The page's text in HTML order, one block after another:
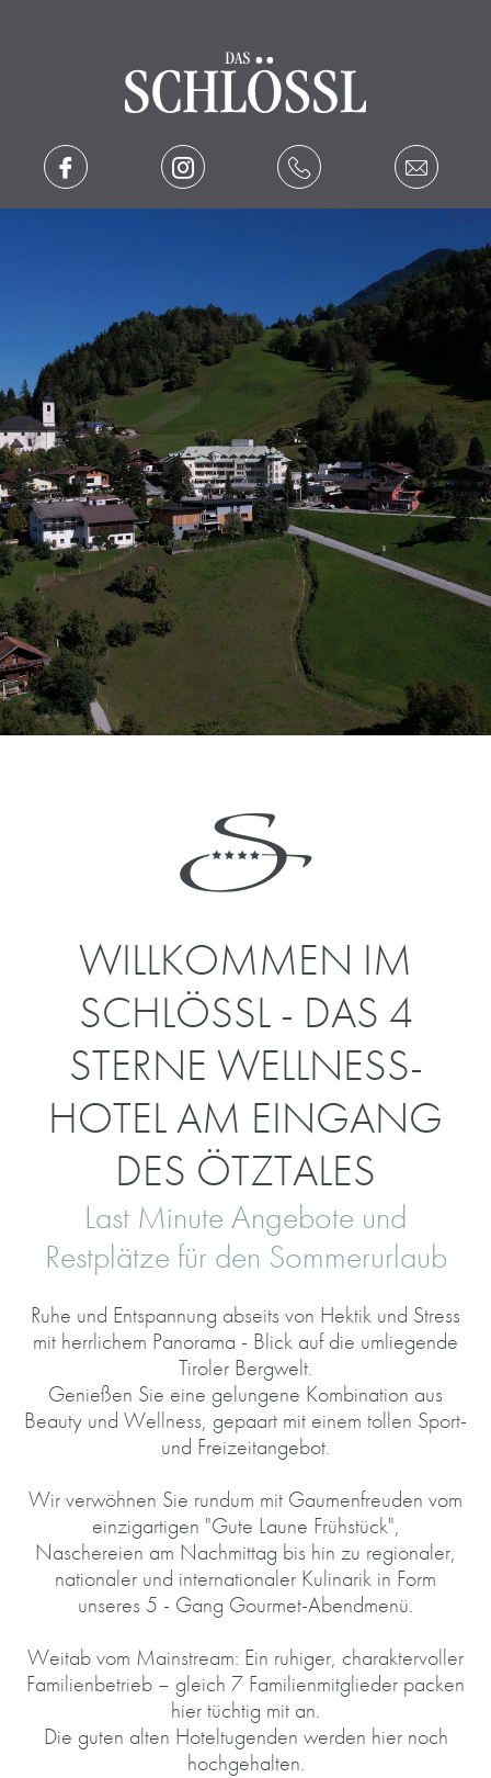
WILLKOMMEN IM
SCHLÖSSL - DAS 4
STERNE WELLNESS-
HOTEL AM EINGANG
DES ÖTZTALES
Last Minute Angebote und
Restplätze für den Sommerurlaub
Ruhe und Entspannung abseits von Hektik und Stress
mit herrlichem Panorama - Blick auf die umliegende
Tiroler Bergwelt.
Genießen Sie eine gelungene Kombination aus
Beauty und Wellness, gepaart mit einem tollen Sport-
und Freizeitangebot.
Wir verwöhnen Sie rundum mit Gaumenfreuden vom
einzigartigen "Gute Laune Frühstück",
Naschereien am Nachmittag bis hin zu regionaler,
nationaler und internationaler Kulinarik in Form
unseres 5 - Gang Gourmet-Abendmenü.
Weitab vom Mainstream: Ein ruhiger, charaktervoller
Familienbetrieb – gleich 7 Familienmitglieder packen
hier tüchtig mit an.
Die guten alten Hoteltugenden werden hier noch
hochgehalten.